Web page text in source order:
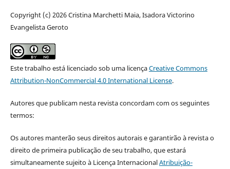
Copyright (c) 2026 Cristina Marchetti Maia, Isadora Victorino
Evangelista Geroto
Este trabalho está licenciado sob uma licençaCreative Commons
Attribution-NonCommercial 4.0 International License.
Autores que publicam nesta revista concordam com os seguintes
termos:
Os autores manterão seus direitos autorais e garantirão à revista o
direito de primeira publicação de seu trabalho, que estará
simultaneamente sujeito à Licença InternacionalAtribuição-